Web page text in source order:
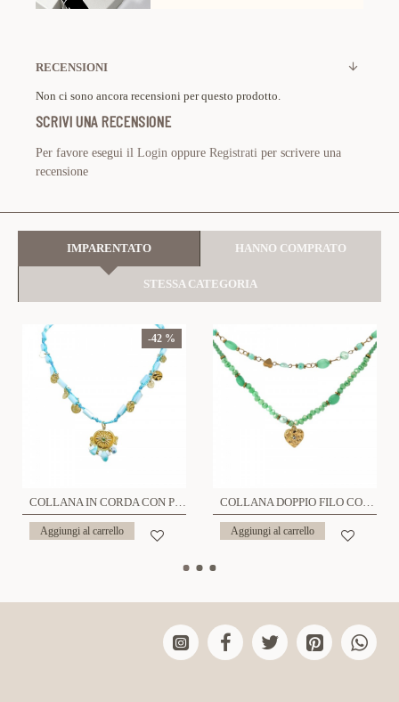
RECENSIONI
Non ci sono ancora recensioni per questo prodotto.
SCRIVI UNA RECENSIONE
Per favore esegui il Login oppure Registrati per scrivere una
recensione
IMPARENTATO HANNO COMPRATO
STESSA CATEGORIA
-42 %
COLLANA IN CORDA CON PENDENTE - NK21124152E84
Aggiungi al carrello
COLLANA DOPPIO FILO CON CUORE PENDENTE - NK21124136G17
Aggiungi al carrello